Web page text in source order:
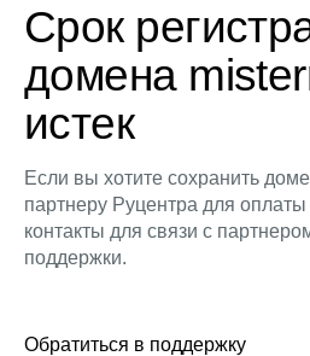
Срок
домена
истек
Если вы хотите сохранить
партнеру Руцентра для
контакты для связи с
поддержки.
Обратиться в поддержку